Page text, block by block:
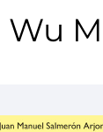
Wu